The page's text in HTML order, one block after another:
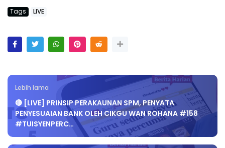
Tags LIVE
Lebih lama
🔴 [LIVE] PRINSIP PERAKAUNAN SPM, PENYATA
PENYESUAIAN BANK OLEH CIKGU WAN ROHANA #158
#TUISYENPERC…